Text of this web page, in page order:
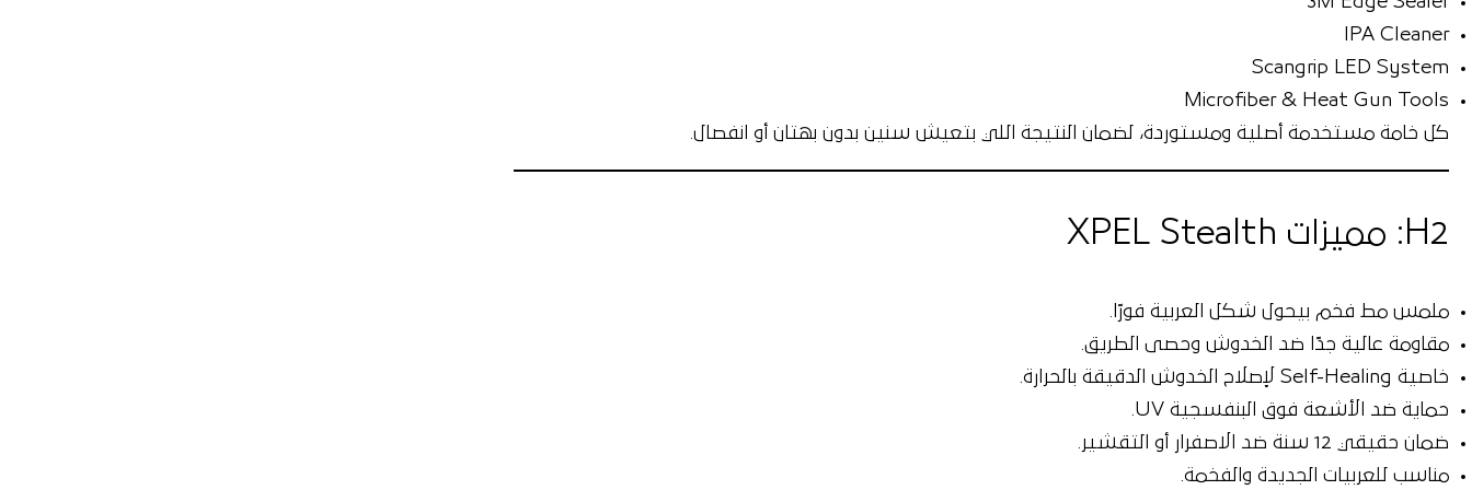
IPA Cleaner
Scangrip LED System
Microfiber & Heat Gun Tools
كل خامة مستخدمة أصلية ومستوردة، لضمان النتيجة اللي بتعيش سنين بدون بهتان أو انفصال.
H2: مميزات XPEL Stealth
ملمس مط فخم بيحول شكل العربية فورًا.
مقاومة عالية جدًا ضد الخدوش وحصى الطريق.
خاصية Self-Healing لإصلاح الخدوش الدقيقة بالحرارة.
حماية ضد الأشعة فوق البنفسجية UV.
ضمان حقيقي 12 سنة
ضد الاصفرار أو التقشير.
مناسب للعربيات الجديدة والفخمة.